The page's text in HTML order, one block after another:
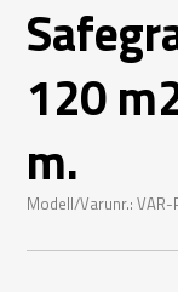
120
m.
Modell/Varunr.: VAR-